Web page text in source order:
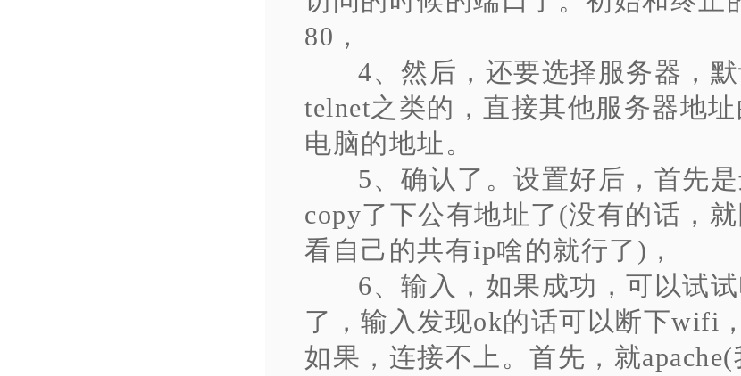
80，
4、然后，还要选择服务器，
telnet之类的，直接其他服务器地
电脑的地址。
5、确认了。设置好后，首先是
copy了下公有地址了(没有的话，
看自己的共有ip啥的就行了)，
6、输入，如果成功，可以试
了，输入发现ok的话可以断下wifi
如果，连接不上。首先，就apache(